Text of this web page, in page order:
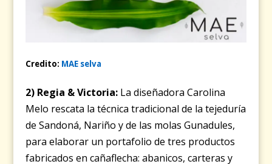
Credito: MAE selva
2) Regia & Victoria: La diseñadora Carolina
Melo rescata la técnica tradicional de la tejeduría
de Sandoná, Nariño y de las molas Gunadules,
para elaborar un portafolio de tres productos
fabricados en cañaflecha: abanicos, carteras y